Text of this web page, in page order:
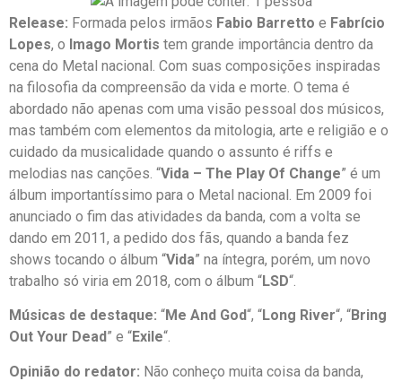
Release: Formada pelos irmãos Fabio Barretto e Fabrício
Lopes, o Imago Mortis tem grande importância dentro da
cena do Metal nacional. Com suas composições inspiradas
na filosofia da compreensão da vida e morte. O tema é
abordado não apenas com uma visão pessoal dos músicos,
mas também com elementos da mitologia, arte e religião e o
cuidado da musicalidade quando o assunto é riffs e
melodias nas canções. “Vida – The Play Of Change” é um
álbum importantíssimo para o Metal nacional. Em 2009 foi
anunciado o fim das atividades da banda, com a volta se
dando em 2011, a pedido dos fãs, quando a banda fez
shows tocando o álbum “Vida” na íntegra, porém, um novo
trabalho só viria em 2018, com o álbum “LSD“.
Músicas de destaque: “Me And God“, “Long River“, “Bring
Out Your Dead ” e “Exile“.
Opinião do redator: Não conheço muita coisa da banda,